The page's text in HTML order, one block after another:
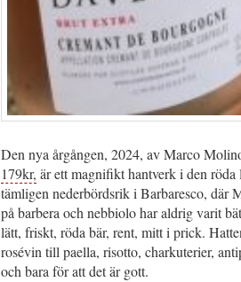
Den nya årgången, 2024, av Marco
179kr, är ett magnifikt hantverk i den
tämligen nederbördsrik i Barbaresco, där
på barbera och nebbiolo har aldrig varit
lätt, friskt, röda bär, rent, mitt i prick.
rosévin till paella, risotto, charkuterier,
och bara för att det är gott.